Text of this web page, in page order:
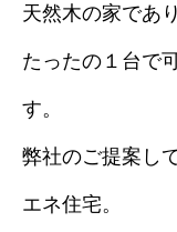
天然木の家であ
たったの１台で
弊社のご提案し
エネ住宅。